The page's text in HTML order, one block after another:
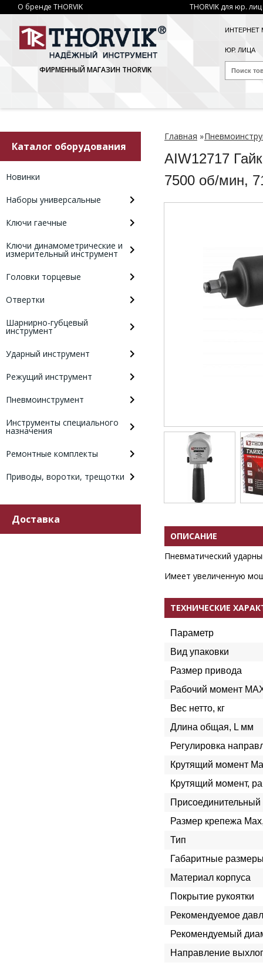
О бренде THORVIK THORVIK для юр. лиц
ФИРМЕННЫЙ МАГАЗИН THORVIK
ИНТЕРНЕТ
ЮР. ЛИЦА
Каталог оборудования
Новинки
Наборы универсальные
Ключи гаечные
Ключи динамометрические и
измерительный инструмент
Головки торцевые
Отвертки
Шарнирно-губцевый
инструмент
Ударный инструмент
Режущий инструмент
Пневмоинструмент
Инструменты специального
назначения
Ремонтные комплекты
Приводы, воротки, трещотки
Доставка
Главная »
AIW12717
7500 об/мин,
ОПИСАНИЕ
Пневматический
Имеет увеличенную
ТЕХНИЧЕСКИЕ
Параметр
Вид упаковки
Размер привода
Рабочий момент
Вес нетто, кг
Длина общая, L мм
Регулировка
Крутящий момент
Крутящий момент,
Размер крепежа
Тип
Габаритные
Материал корпуса
Покрытие рукоятки
Рекомендуемое
Рекомендуемый
Направление